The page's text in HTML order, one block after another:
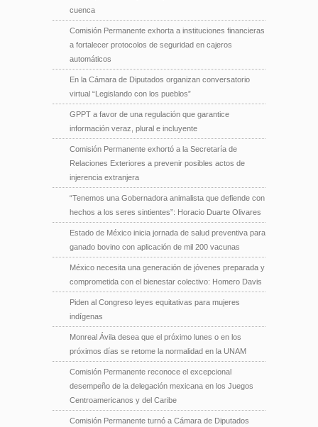
cuenca
Comisión Permanente exhorta a instituciones financieras
a fortalecer protocolos de seguridad en cajeros
automáticos
En la Cámara de Diputados organizan conversatorio
virtual “Legislando con los pueblos”
GPPT a favor de una regulación que garantice
información veraz, plural e incluyente
Comisión Permanente exhortó a la Secretaría de
Relaciones Exteriores a prevenir posibles actos de
injerencia extranjera
“Tenemos una Gobernadora animalista que defiende con
hechos a los seres sintientes”: Horacio Duarte Olivares
Estado de México inicia jornada de salud preventiva para
ganado bovino con aplicación de mil 200 vacunas
México necesita una generación de jóvenes preparada y
comprometida con el bienestar colectivo: Homero Davis
Piden al Congreso leyes equitativas para mujeres
indígenas
Monreal Ávila desea que el próximo lunes o en los
próximos días se retome la normalidad en la UNAM
Comisión Permanente reconoce el excepcional
desempeño de la delegación mexicana en los Juegos
Centroamericanos y del Caribe
Comisión Permanente turnó a Cámara de Diputados